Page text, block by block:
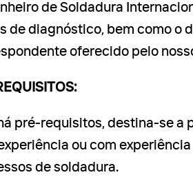
de Soldadura
de diagnóstico, bem como o
oferecido pelo
pré-requisitos, destina-se a
ou com
de soldadura.